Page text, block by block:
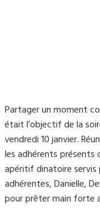
Partager un moment
était l’objectif de la
vendredi 10 janvier.
les adhérents
apéritif dinatoire servis
adhérentes, Danielle,
pour prêter main forte